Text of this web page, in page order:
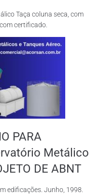
Taça coluna seca, com
certificado.
PARA
Metálico
DE ABNT
edificações. Junho, 1998.